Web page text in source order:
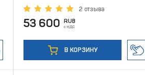
2 отзыва
53 600 RUB
с НДС
В КОРЗИНУ